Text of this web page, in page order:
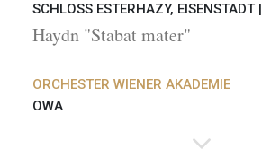
SCHLOSS ESTERHAZY, EISENSTADT |
Haydn "Stabat mater"
ORCHESTER WIENER AKADEMIE
OWA